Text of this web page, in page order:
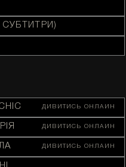
СУБТИТРИ)
ДИВИТИСЬ ОНЛАЙН
ДИВИТИСЬ ОНЛАЙН
ДИВИТИСЬ ОНЛАЙН